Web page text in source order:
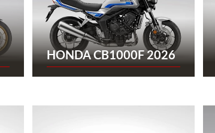
HONDA CB1000F 2026